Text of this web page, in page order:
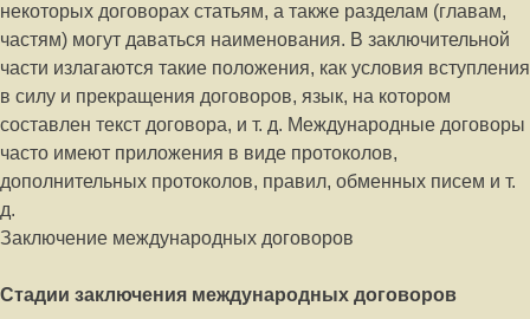
некоторых договорах статьям, а также разделам (главам,
частям) могут даваться наименования. В заключительной
части излагаются такие положения, как условия вступления
в силу и прекращения договоров, язык, на котором
составлен текст договора, и т. д. Международные договоры
часто имеют приложения в виде протоколов,
дополнительных протоколов, правил, обменных писем и т.
д.
Заключение международных договоров
Стадии заключения международных договоров